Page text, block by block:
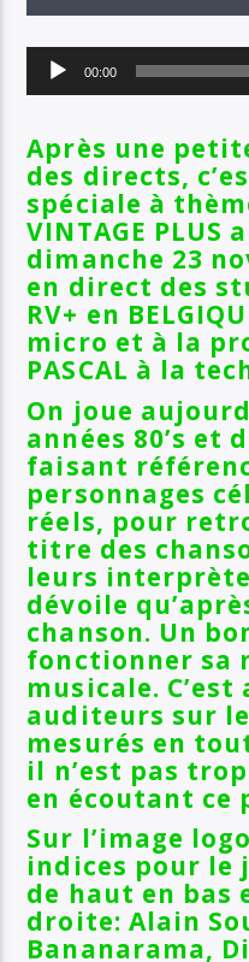
TITRE
ARTISTE
SOYEZ COOL ET
Radio
Lecteur
audio
00:00
Après une
des directs,
spéciale à
VINTAGE PLUS
dimanche 23
en direct des
RV+ en
micro et à la
PASCAL à la
On joue
années 80’s et
faisant
personnages
réels, pour
titre des
leurs
dévoile
chanson. Un
fonctionner sa
musicale.
auditeurs sur
mesurés en
il n’est pas
en écoutant ce
Sur l’image lo
indices pour le
de haut en bas
droite: Alain
Bananarama,